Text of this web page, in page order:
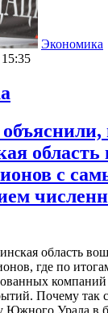
Экономика
с
область
где по
Почему так